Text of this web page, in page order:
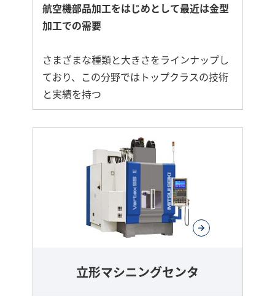
航空機部品加工をはじめとして最近は金型
加工での需要
さまざまな種類と大きさをラインナップし
ており、この分野ではトップクラスの技術
と実績を持つ
立形マシニングセンタ